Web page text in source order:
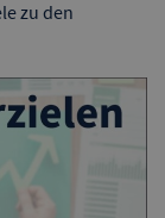
zu den